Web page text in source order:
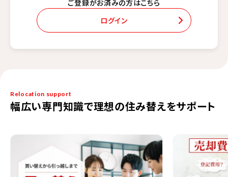
ご登録がお済みの方はこちら
ログイン
Relocation support
幅広い専門知識で理想の住み替えをサポート